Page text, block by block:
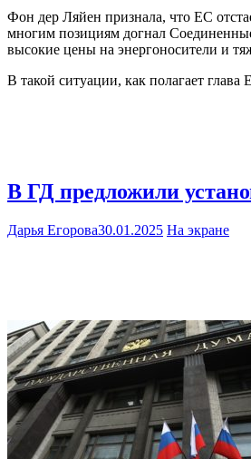
Фон дер Ляйен признала, что ЕС
многим позициям догнал
высокие цены на энергоносители и
В такой ситуации, как полагает
В ГД предложили
Дарья Егорова30.01.2025 На экране